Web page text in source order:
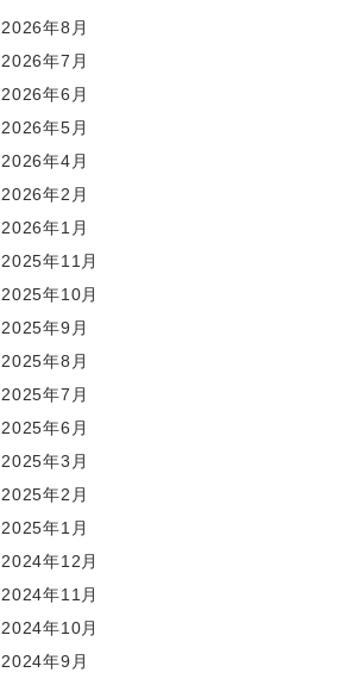
2026年8月
2026年7月
2026年6月
2026年5月
2026年4月
2026年2月
2026年1月
2025年11月
2025年10月
2025年9月
2025年8月
2025年7月
2025年6月
2025年3月
2025年2月
2025年1月
2024年12月
2024年11月
2024年10月
2024年9月